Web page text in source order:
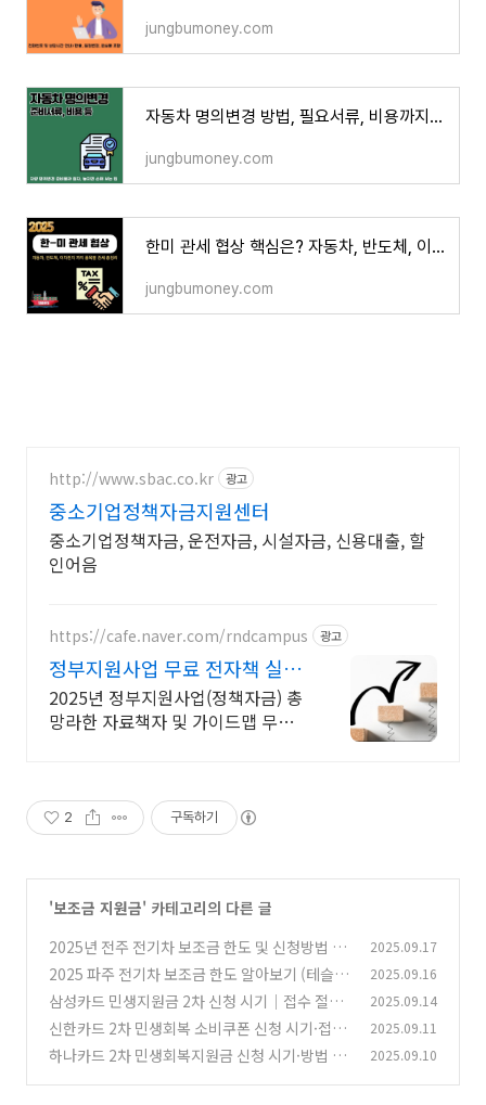
jungbumoney.com
자동차 명의변경 방법, 필요서류, 비용까지 총정리
jungbumoney.com
한미 관세 협상 핵심은? 자동차, 반도체, 이차전지 까지 품목별 관세 총정리
jungbumoney.com
http://www.sbac.co.kr 광고
중소기업정책자금지원센터
중소기업정책자금, 운전자금, 시설자금, 신용대출, 할
인어음
https://cafe.naver.com/rndcampus 광고
정부지원사업 무료 전자책 실무
전문가 무료 웹세미나
2025년 정부지원사업(정책자금) 총
망라한 자료책자 및 가이드맵 무상
2 구독하기
'보조금 지원금' 카테고리의 다른 글
2025년 전주 전기차 보조금 한도 및 신청방법 |
테슬라, 모델3, 모델Y, EV4, 아이오닉5
(0)
2025.09.17
2025 파주 전기차 보조금 한도 알아보기 (테슬라
모델Y, EV6, 아이오닉5, 아이오닉9)
(0)
2025.09.16
삼성카드 민생지원금 2차 신청 시기｜접수 절차
안내
(0)
2025.09.14
신한카드 2차 민생회복 소비쿠폰 신청 시기·접수
방법 총정리 (0)
2025.09.11
하나카드 2차 민생회복지원금 신청 시기·방법 한
2025.09.10